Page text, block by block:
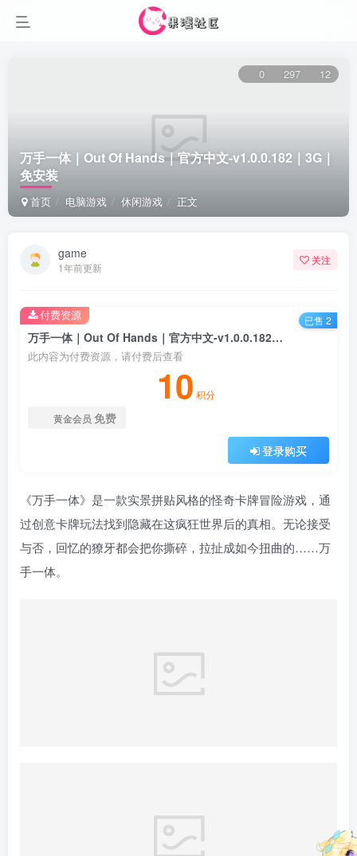
万手一体｜Out Of Hands｜官方中文-v1.0.0.182｜3G｜
免安装
首页 电脑游戏 休闲游戏 正文
0 297 12
game
1年前更新
关注
万手一体｜Out Of Hands｜官方中文-v1.0.0.182｜3G｜免安装
此内容为付费资源，请付费后查看
10 积分
黄金会员 免费
登录购买
付费资源 已售 2
《万手一体》是一款实景拼贴风格的怪奇卡牌冒险游戏，通
过创意卡牌玩法找到隐藏在这疯狂世界后的真相。无论接受
与否，回忆的獠牙都会把你撕碎，拉扯成如今扭曲的……万
手一体。